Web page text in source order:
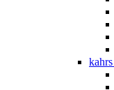
kahrs